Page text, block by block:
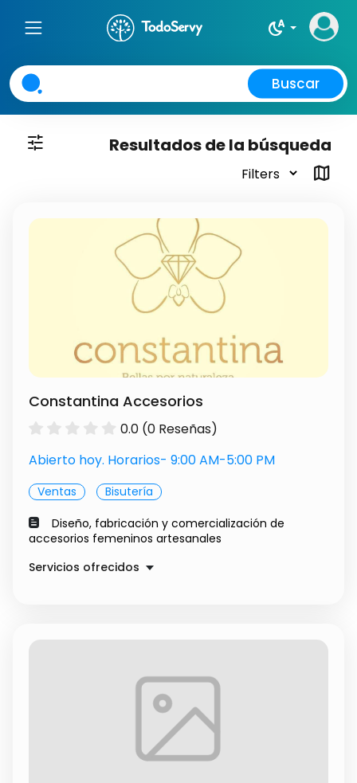
night_sight_auto
Buscar
tune
Resultados de la búsqueda
map
Constantina Accesorios
0.0 (0 Reseñas)
Abierto hoy. Horarios- 9:00 AM-5:00 PM
Ventas
Bisutería
Diseño, fabricación y comercialización de
accesorios femeninos artesanales
Servicios ofrecidos